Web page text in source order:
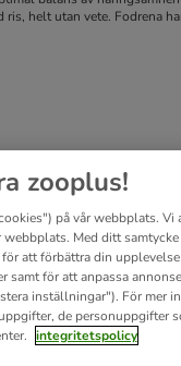
helt utan vete. Fodrena
zooplus!
på vår webbplats. Vi
Med ditt samtycke
att förbättra din
för att anpassa
inställningar"). För mer
de personuppgifter
integritetspolicy